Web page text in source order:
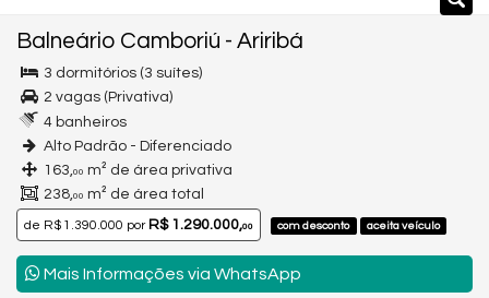
Balneário Camboriú - Ariribá
3 dormitórios (3 suítes)
2 vagas (Privativa)
4 banheiros
Alto Padrão - Diferenciado
163,00 m² de área privativa
238,00 m² de área total
de R$ 1.390.000 porR$ 1.290.000,00 com desconto aceita veículo
Mais Informações via WhatsApp